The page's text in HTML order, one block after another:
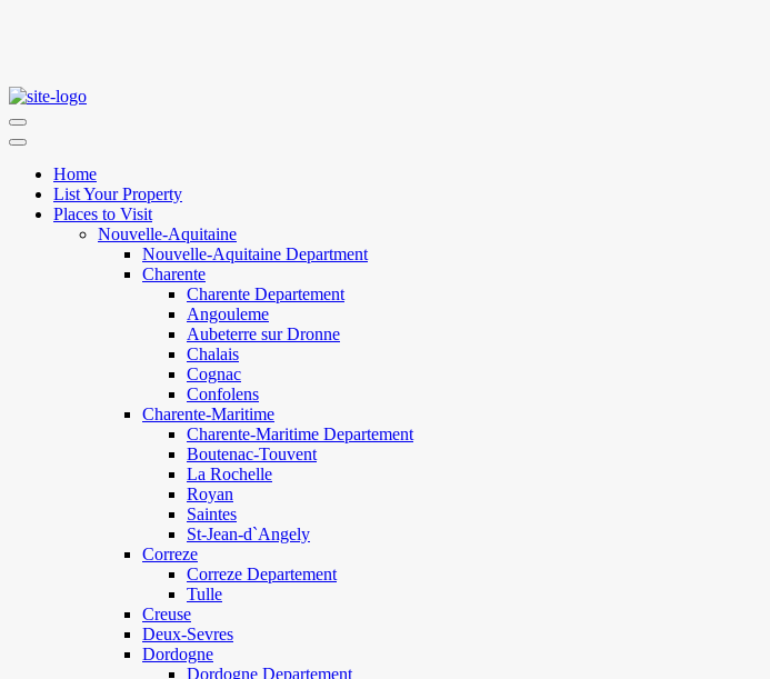
Home
List Your Property
Places to Visit
Nouvelle-Aquitaine
Nouvelle-Aquitaine Department
Charente
Charente Departement
Angouleme
Aubeterre sur Dronne
Chalais
Cognac
Confolens
Charente-Maritime
Charente-Maritime Departement
Boutenac-Touvent
La Rochelle
Royan
Saintes
St-Jean-d`Angely
Correze
Correze Departement
Tulle
Creuse
Deux-Sevres
Dordogne
Dordogne Departement